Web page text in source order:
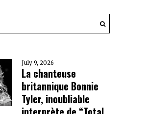
July 9, 2026
La chanteuse
britannique Bonnie
Tyler, inoubliable